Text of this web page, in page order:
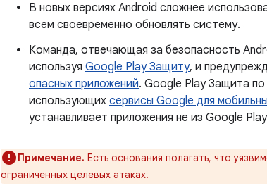
В новых версиях Android сложнее
всем своевременно обновлять систему.
Команда, отвечающая за безопасность
используя Google Play Защиту, и
опасных приложений. Google Play Защита
использующих сервисы Google для
устанавливает приложения не из Google
Примечание. Есть основания полагать, что
ограниченных целевых атаках.